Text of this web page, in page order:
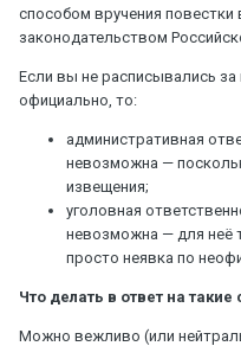
способом вручения повестки
законодательством
Если вы не расписывались за
официально, то:
административная
невозможна —
извещения;
уголовная
невозможна — для неё
просто неявка по
Что делать в ответ на
Можно вежливо (или